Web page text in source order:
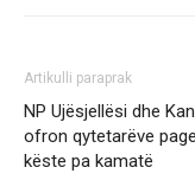
Artikulli paraprak
NP Ujësjellësi dhe
ofron qytetarëve
këste pa kamatë